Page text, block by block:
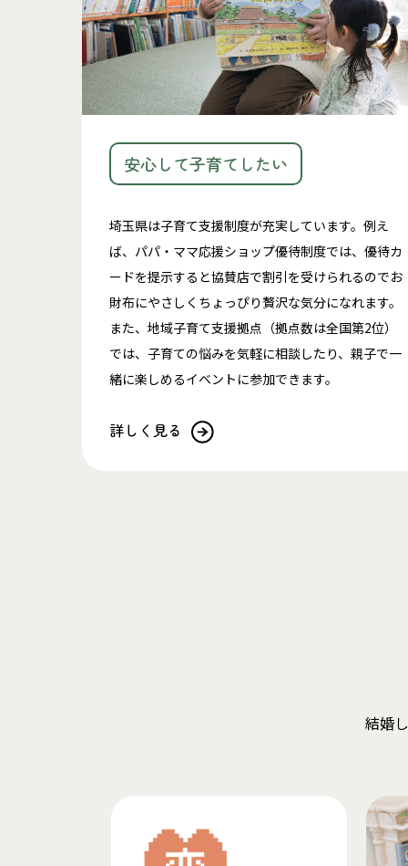
安心して子育てしたい
埼玉県は子育て支援制度が充実しています。例え
ば、パパ・ママ応援ショップ優待制度では、優待カ
ードを提示すると協賛店で割引を受けられるのでお
財布にやさしくちょっぴり贅沢な気分になれます。
また、地域子育て支援拠点（拠点数は全国第2位）
では、子育ての悩みを気軽に相談したり、親子で一
緒に楽しめるイベントに参加できます。
詳しく見る
結婚